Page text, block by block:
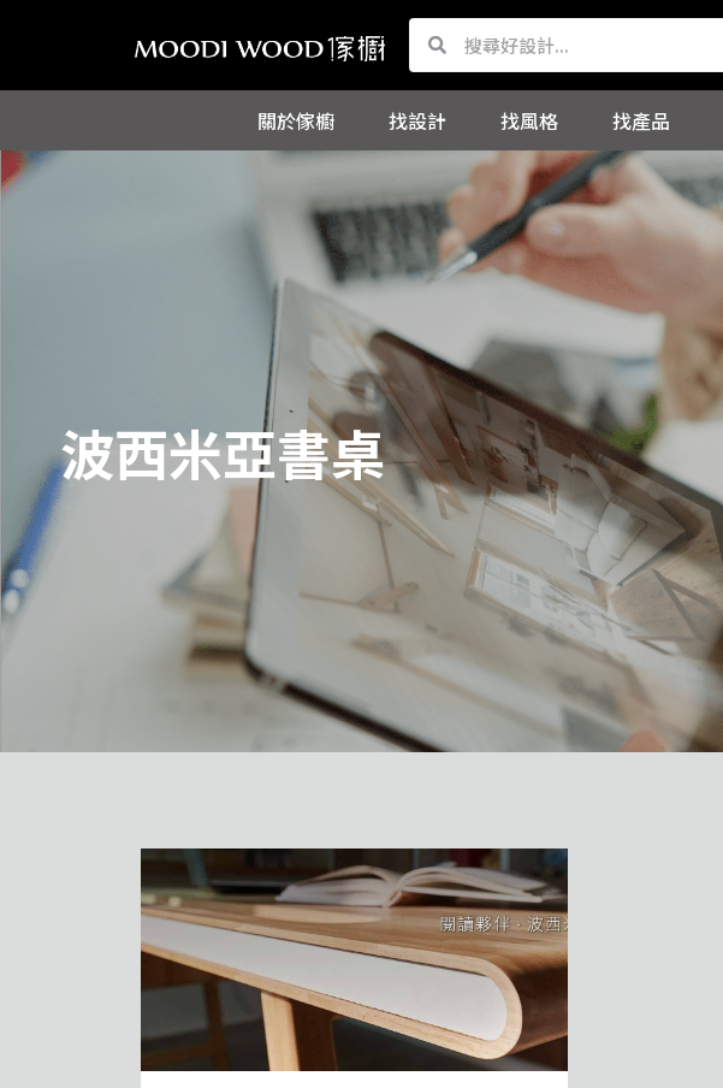
主
內
Search
Search
關於傢櫥 找設計 找風格 找產品
波西米亞書桌